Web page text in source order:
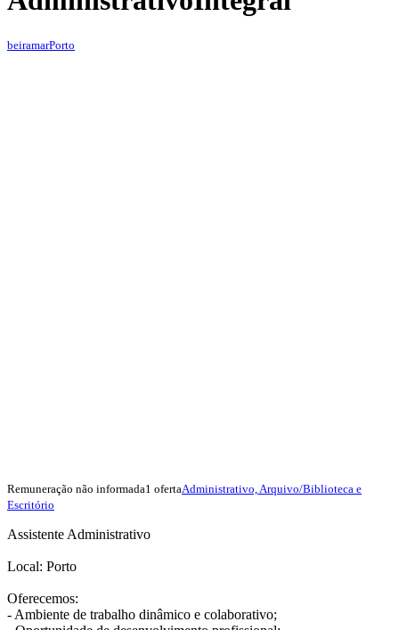
beiramarPorto
Remuneração não informada1 ofertaAdministrativo, Arquivo/Biblioteca e
Escritório
Assistente Administrativo
Local: Porto
Oferecemos:
- Ambiente de trabalho dinâmico e colaborativo;